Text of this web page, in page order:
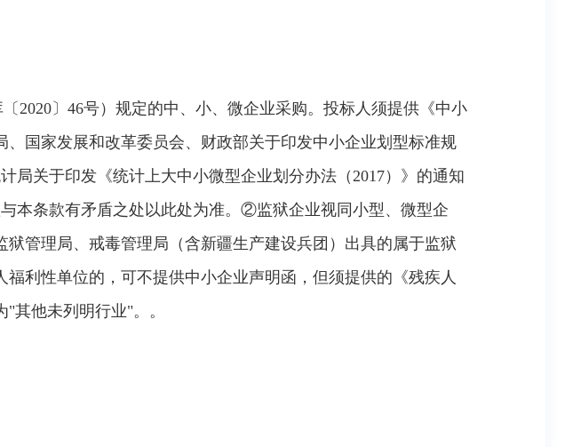
2020〕46号）规定的中、小、微企业采购。投标人须提供《中小
国家发展和改革委员会、财政部关于印发中小企业划型标准规
局关于印发《统计上大中小微型企业划分办法（2017）》的通知
本条款有矛盾之处以此处为准。②监狱企业视同小型、微型企
管理局、戒毒管理局（含新疆生产建设兵团）出具的属于监狱
利性单位的，可不提供中小企业声明函，但须提供的《残疾人
其他未列明行业"。。